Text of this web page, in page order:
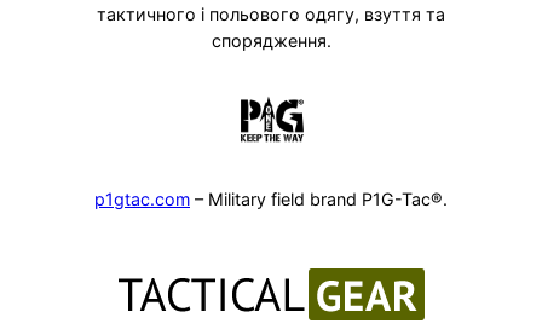
тактичного і польового одягу, взуття та
спорядження.
p1gtac.com – Military field brand P1G-Tac®.